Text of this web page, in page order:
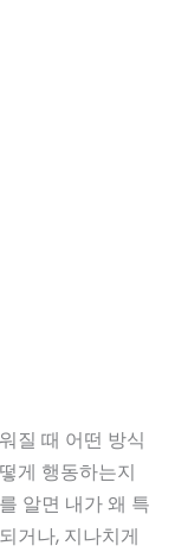
질 때 어떤 방식
게 행동하는지
알면 내가 왜 특
거나, 지나치게